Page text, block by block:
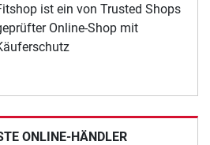
ist ein von Trusted Shops
Online-Shop mit
ONLINE-HÄNDLER